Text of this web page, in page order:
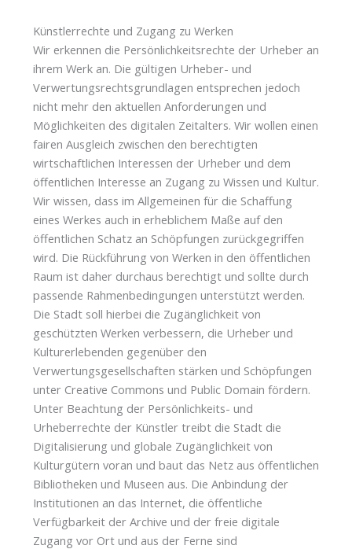
Künstlerrechte und Zugang zu Werken
Wir erkennen die Persönlichkeitsrechte der Urheber an
ihrem Werk an. Die gültigen Urheber- und
Verwertungsrechtsgrundlagen entsprechen jedoch
nicht mehr den aktuellen Anforderungen und
Möglichkeiten des digitalen Zeitalters. Wir wollen einen
fairen Ausgleich zwischen den berechtigten
wirtschaftlichen Interessen der Urheber und dem
öffentlichen Interesse an Zugang zu Wissen und Kultur.
Wir wissen, dass im Allgemeinen für die Schaffung
eines Werkes auch in erheblichem Maße auf den
öffentlichen Schatz an Schöpfungen zurückgegriffen
wird. Die Rückführung von Werken in den öffentlichen
Raum ist daher durchaus berechtigt und sollte durch
passende Rahmenbedingungen unterstützt werden.
Die Stadt soll hierbei die Zugänglichkeit von
geschützten Werken verbessern, die Urheber und
Kulturerlebenden gegenüber den
Verwertungsgesellschaften stärken und Schöpfungen
unter Creative Commons und Public Domain fördern.
Unter Beachtung der Persönlichkeits- und
Urheberrechte der Künstler treibt die Stadt die
Digitalisierung und globale Zugänglichkeit von
Kulturgütern voran und baut das Netz aus öffentlichen
Bibliotheken und Museen aus. Die Anbindung der
Institutionen an das Internet, die öffentliche
Verfügbarkeit der Archive und der freie digitale
Zugang vor Ort und aus der Ferne sind